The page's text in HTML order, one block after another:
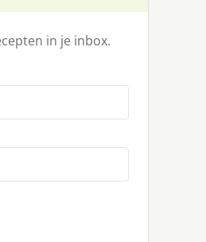
in je inbox.